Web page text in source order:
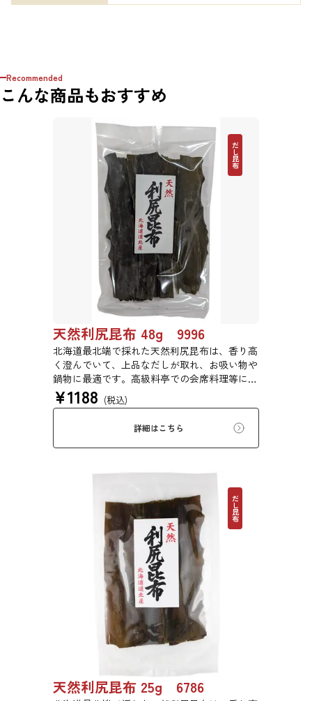
Recommended
こんな商品もおすすめ
だし昆布
天然利尻昆布 48g 9996
北海道最北端で採れた天然利尻昆布は、香り高
く澄んでいて、上品なだしが取れ、お吸い物や
鍋物に最適です。高級料亭での会席料理等にも
使われている高級昆布です。
¥1188 (税込)
詳細はこちら
だし昆布
天然利尻昆布 25g 6786